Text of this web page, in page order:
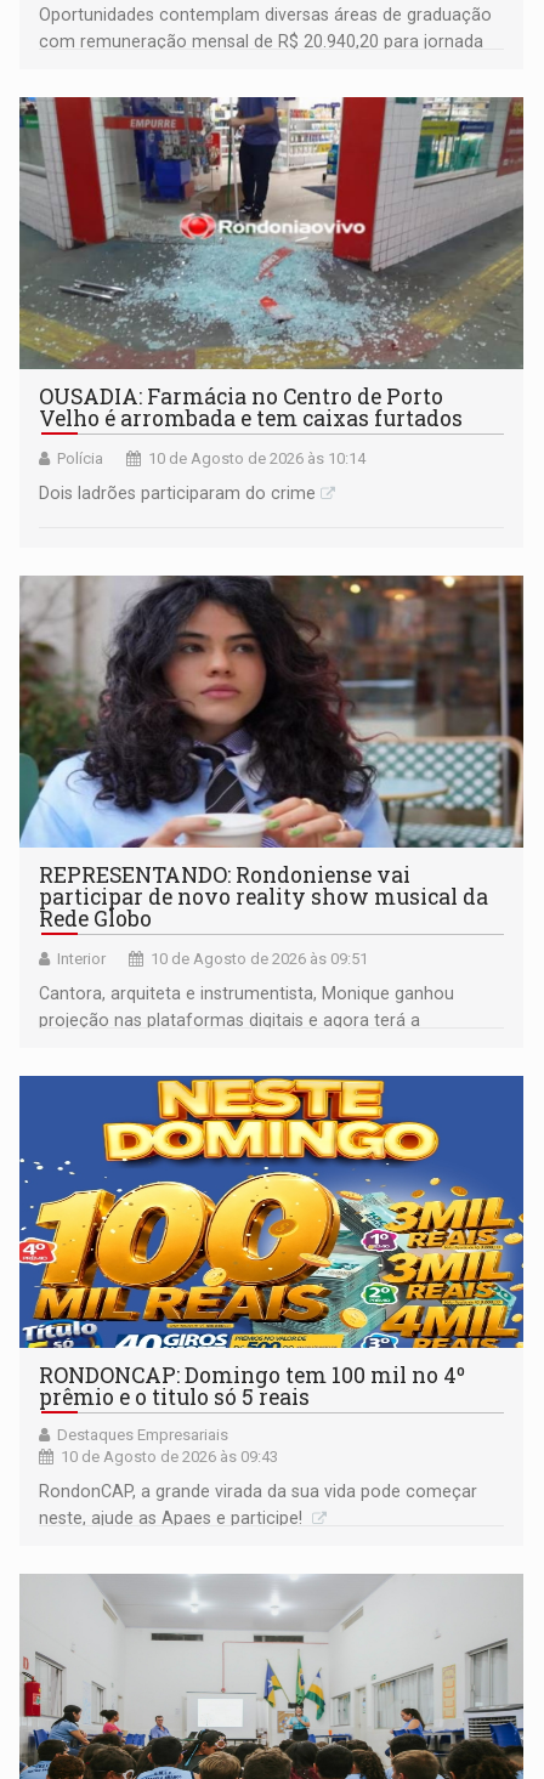
Oportunidades contemplam diversas áreas de graduação
com remuneração mensal de R$ 20.940,20 para jornada
OUSADIA: Farmácia no Centro de Porto
Velho é arrombada e tem caixas furtados
Polícia 10 de Agosto de 2026 às 10:14
Dois ladrões participaram do crime
REPRESENTANDO: Rondoniense vai
participar de novo reality show musical da
Rede Globo
Interior 10 de Agosto de 2026 às 09:51
Cantora, arquiteta e instrumentista, Monique ganhou
projeção nas plataformas digitais e agora terá a
nacional
RONDONCAP: Domingo tem 100 mil no 4º
prêmio e o titulo só 5 reais
Destaques Empresariais
10 de Agosto de 2026 às 09:43
RondonCAP, a grande virada da sua vida pode começar
neste, ajude as Apaes e participe!